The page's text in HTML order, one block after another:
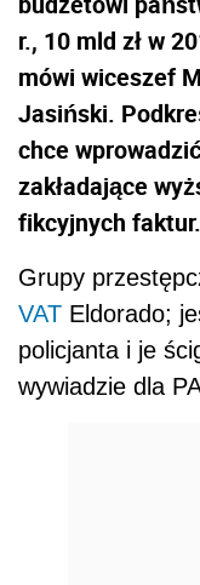
r., 10 mld zł w
mówi wiceszef
Jasiński.
chce
zakładające
fikcyjnych faktur.
Grupy
VAT Eldorado;
policjanta i je
wywiadzie dla